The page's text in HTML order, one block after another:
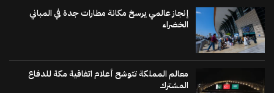
إنجاز عالمي يرسخ مكانة مطارات جدة في المباني
الخضراء
معالم المملكة تتوشح أعلام اتفاقية مكة للدفاع
المشترك